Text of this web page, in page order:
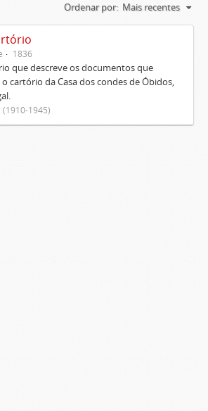
Ordenar por: Mais recentes
1836
que descreve os documentos que
cartório da Casa dos condes de Óbidos,
(1910-1945)